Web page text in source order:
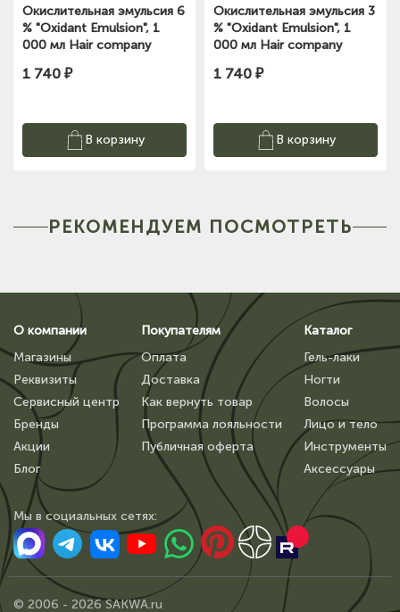
Окислительная эмульсия 6
% "Oxidant Emulsion", 1
000 мл Hair company
1 740 ₽
В корзину
Окислительная эмульсия 3
% "Oxidant Emulsion", 1
000 мл Hair company
1 740 ₽
В корзину
РЕКОМЕНДУЕМ ПОСМОТРЕТЬ
О компании
Магазины
Реквизиты
Сервисный центр
Бренды
Акции
Блог
Покупателям
Оплата
Доставка
Как вернуть товар
Программа лояльности
Публичная оферта
Каталог
Гель-лаки
Ногти
Волосы
Лицо и тело
Инструменты
Аксессуары
Мы в сoциальных сетях:
© 2006 - 2026 SAKWA.ru